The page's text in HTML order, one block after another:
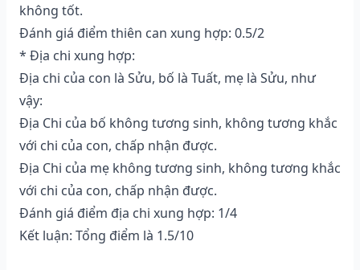
không tốt.
Đánh giá điểm thiên can xung hợp: 0.5/2
* Địa chi xung hợp:
Địa chi của con là Sửu, bố là Tuất, mẹ là Sửu, như
vậy:
Địa Chi của bố không tương sinh, không tương khắc
với chi của con, chấp nhận được.
Địa Chi của mẹ không tương sinh, không tương khắc
với chi của con, chấp nhận được.
Đánh giá điểm địa chi xung hợp: 1/4
Kết luận: Tổng điểm là 1.5/10